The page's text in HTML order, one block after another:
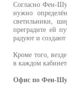
Согласно Фен-
нужно
светильники,
преградите ей
радуют и создают
Кроме того,
в каждом
Офис по Фен-